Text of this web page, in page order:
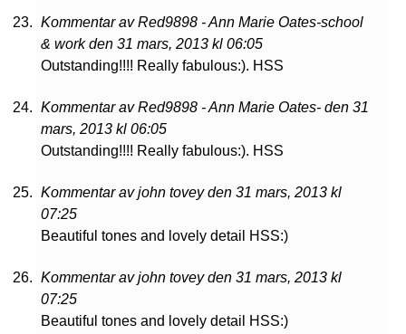
Kommentar av Red9898 - Ann Marie Oates-school
& work den 31 mars, 2013 kl 06:05
Outstanding!!!! Really fabulous:). HSS
Kommentar av Red9898 - Ann Marie Oates- den 31
mars, 2013 kl 06:05
Outstanding!!!! Really fabulous:). HSS
Kommentar av john tovey den 31 mars, 2013 kl
07:25
Beautiful tones and lovely detail HSS:)
Kommentar av john tovey den 31 mars, 2013 kl
07:25
Beautiful tones and lovely detail HSS:)